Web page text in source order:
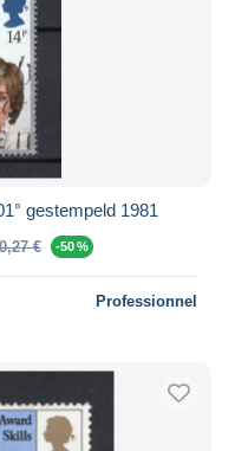
gestempeld 1981
€ -50 %
Professionnel